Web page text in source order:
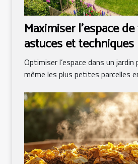
Maximiser l'espace
astuces et techniques
Optimiser l’espace dans un
même les plus petites parcelles